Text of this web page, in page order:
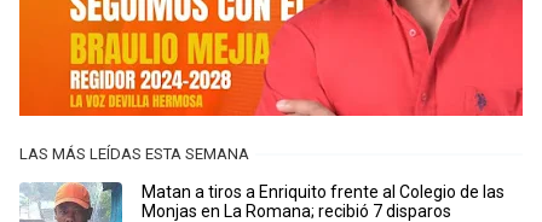
LAS MÁS LEÍDAS ESTA SEMANA
Matan a tiros a Enriquito frente al Colegio de las
Monjas en La Romana; recibió 7 disparos